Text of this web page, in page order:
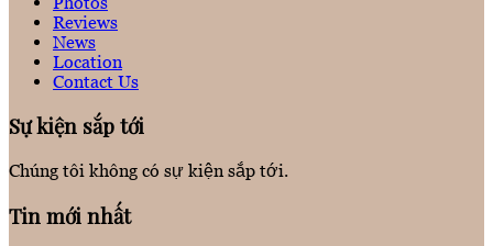
Reviews
News
Location
Contact Us
Sự kiện sắp tới
Chúng tôi không có sự kiện sắp tới.
Tin mới nhất